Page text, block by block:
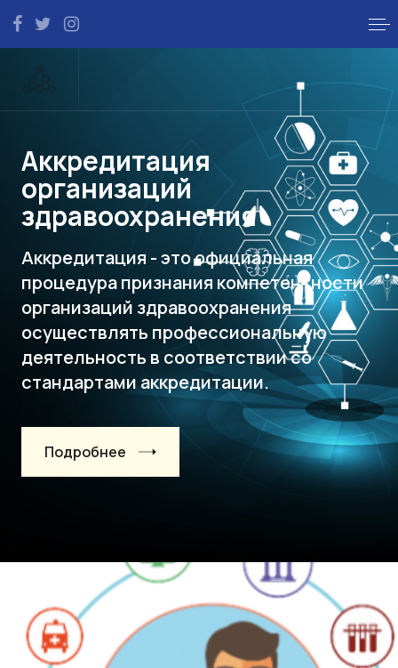
Аккредитация
организаций
здравоохранения
Аккредитация - это официальная
процедура признания компетентности
организаций здравоохранения
осуществлять профессиональную
деятельность в соответствии со
стандартами аккредитации.
Подробнее